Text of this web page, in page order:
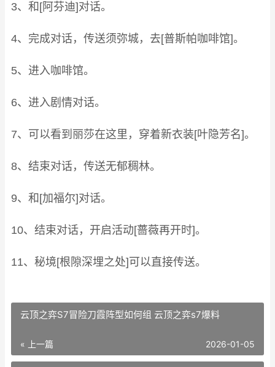
3、和[阿芬迪]对话。
4、完成对话，传送须弥城，去[普斯帕咖啡馆]。
5、进入咖啡馆。
6、进入剧情对话。
7、可以看到丽莎在这里，穿着新衣装[叶隐芳名]。
8、结束对话，传送无郁稠林。
9、和[加福尔]对话。
10、结束对话，开启活动[蔷薇再开时]。
11、秘境[根隙深埋之处]可以直接传送。
云顶之弈S7冒险刀霞阵型如何组 云顶之弈s7爆料
« 上一篇 2026-01-05